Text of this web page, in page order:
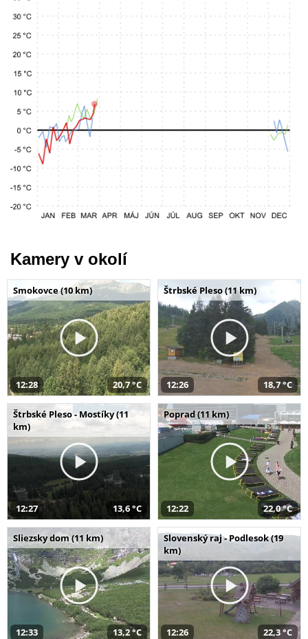
Kamery v okolí
Smokovce (10 km)
12:28 20,7 °C
Štrbské Pleso (11 km)
12:26 18,7 °C
Štrbské Pleso - Mostíky (11
km)
12:27 13,6 °C
Poprad (11 km)
12:22 22,0 °C
Sliezsky dom (11 km)
12:33 13,2 °C
Slovenský raj - Podlesok (19
km)
12:26 22,3 °C